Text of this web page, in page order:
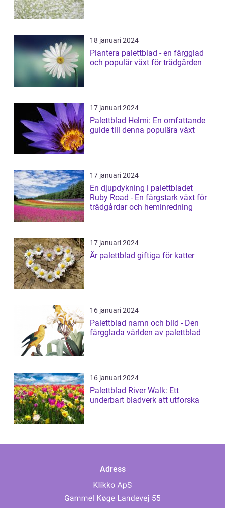
18 januari 2024
Plantera palettblad - en färgglad
och populär växt för trädgården
17 januari 2024
Palettblad Helmi: En omfattande
guide till denna populära växt
17 januari 2024
En djupdykning i palettbladet
Ruby Road - En färgstark växt för
trädgårdar och heminredning
17 januari 2024
Är palettblad giftiga för katter
16 januari 2024
Palettblad namn och bild - Den
färgglada världen av palettblad
16 januari 2024
Palettblad River Walk: Ett
underbart bladverk att utforska
Adress